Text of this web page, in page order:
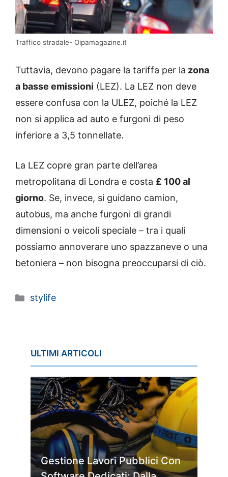
Traffico stradale- Oipamagazine.it
Tuttavia, devono pagare la tariffa per la zona
a basse emissioni (LEZ). La LEZ non deve
essere confusa con la ULEZ, poiché la LEZ
non si applica ad auto e furgoni di peso
inferiore a 3,5 tonnellate.
La LEZ copre gran parte dell’area
metropolitana di Londra e costa £ 100 al
giorno. Se, invece, si guidano camion,
autobus, ma anche furgoni di grandi
dimensioni o veicoli speciale – tra i quali
possiamo annoverare uno spazzaneve o una
betoniera – non bisogna preoccuparsi di ciò.
Categorie
stylife
ULTIMI ARTICOLI
Gestione Lavori Pubblici Con